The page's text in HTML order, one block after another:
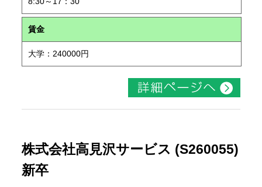
賃金
大学：240000円
株式会社高見沢サービス (S260055)
新卒